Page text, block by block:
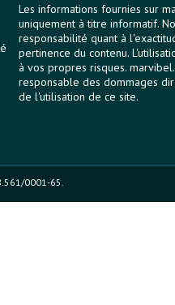
Les informations fournies sur
uniquement à titre informatif.
responsabilité quant à
pertinence du contenu.
à vos propres risques.
responsable des dommages
de l'utilisation de ce site.
0001-65.